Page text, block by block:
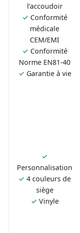
l’accoudoir
✓ Conformité
médicale
CEM/EMI
✓ Conformité
Norme EN81-40
✓ Garantie à vie
✓
Personnalisation
✓ 4 couleurs de
siège
✓ Vinyle